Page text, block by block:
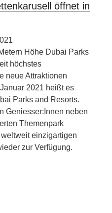
öffnet in
Höhe Dubai Parks
höchstes
neue Attraktionen
2021 heißt es
Parks and Resorts.
Geniesser:Innen neben
Themenpark
einzigartigen
zur Verfügung.